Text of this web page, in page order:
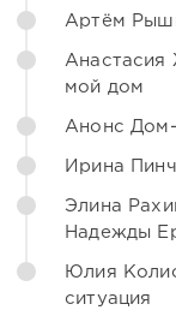
Артём
мой дом
Анонс
Ирина
Элина
Надежды
Юлия
ситуация